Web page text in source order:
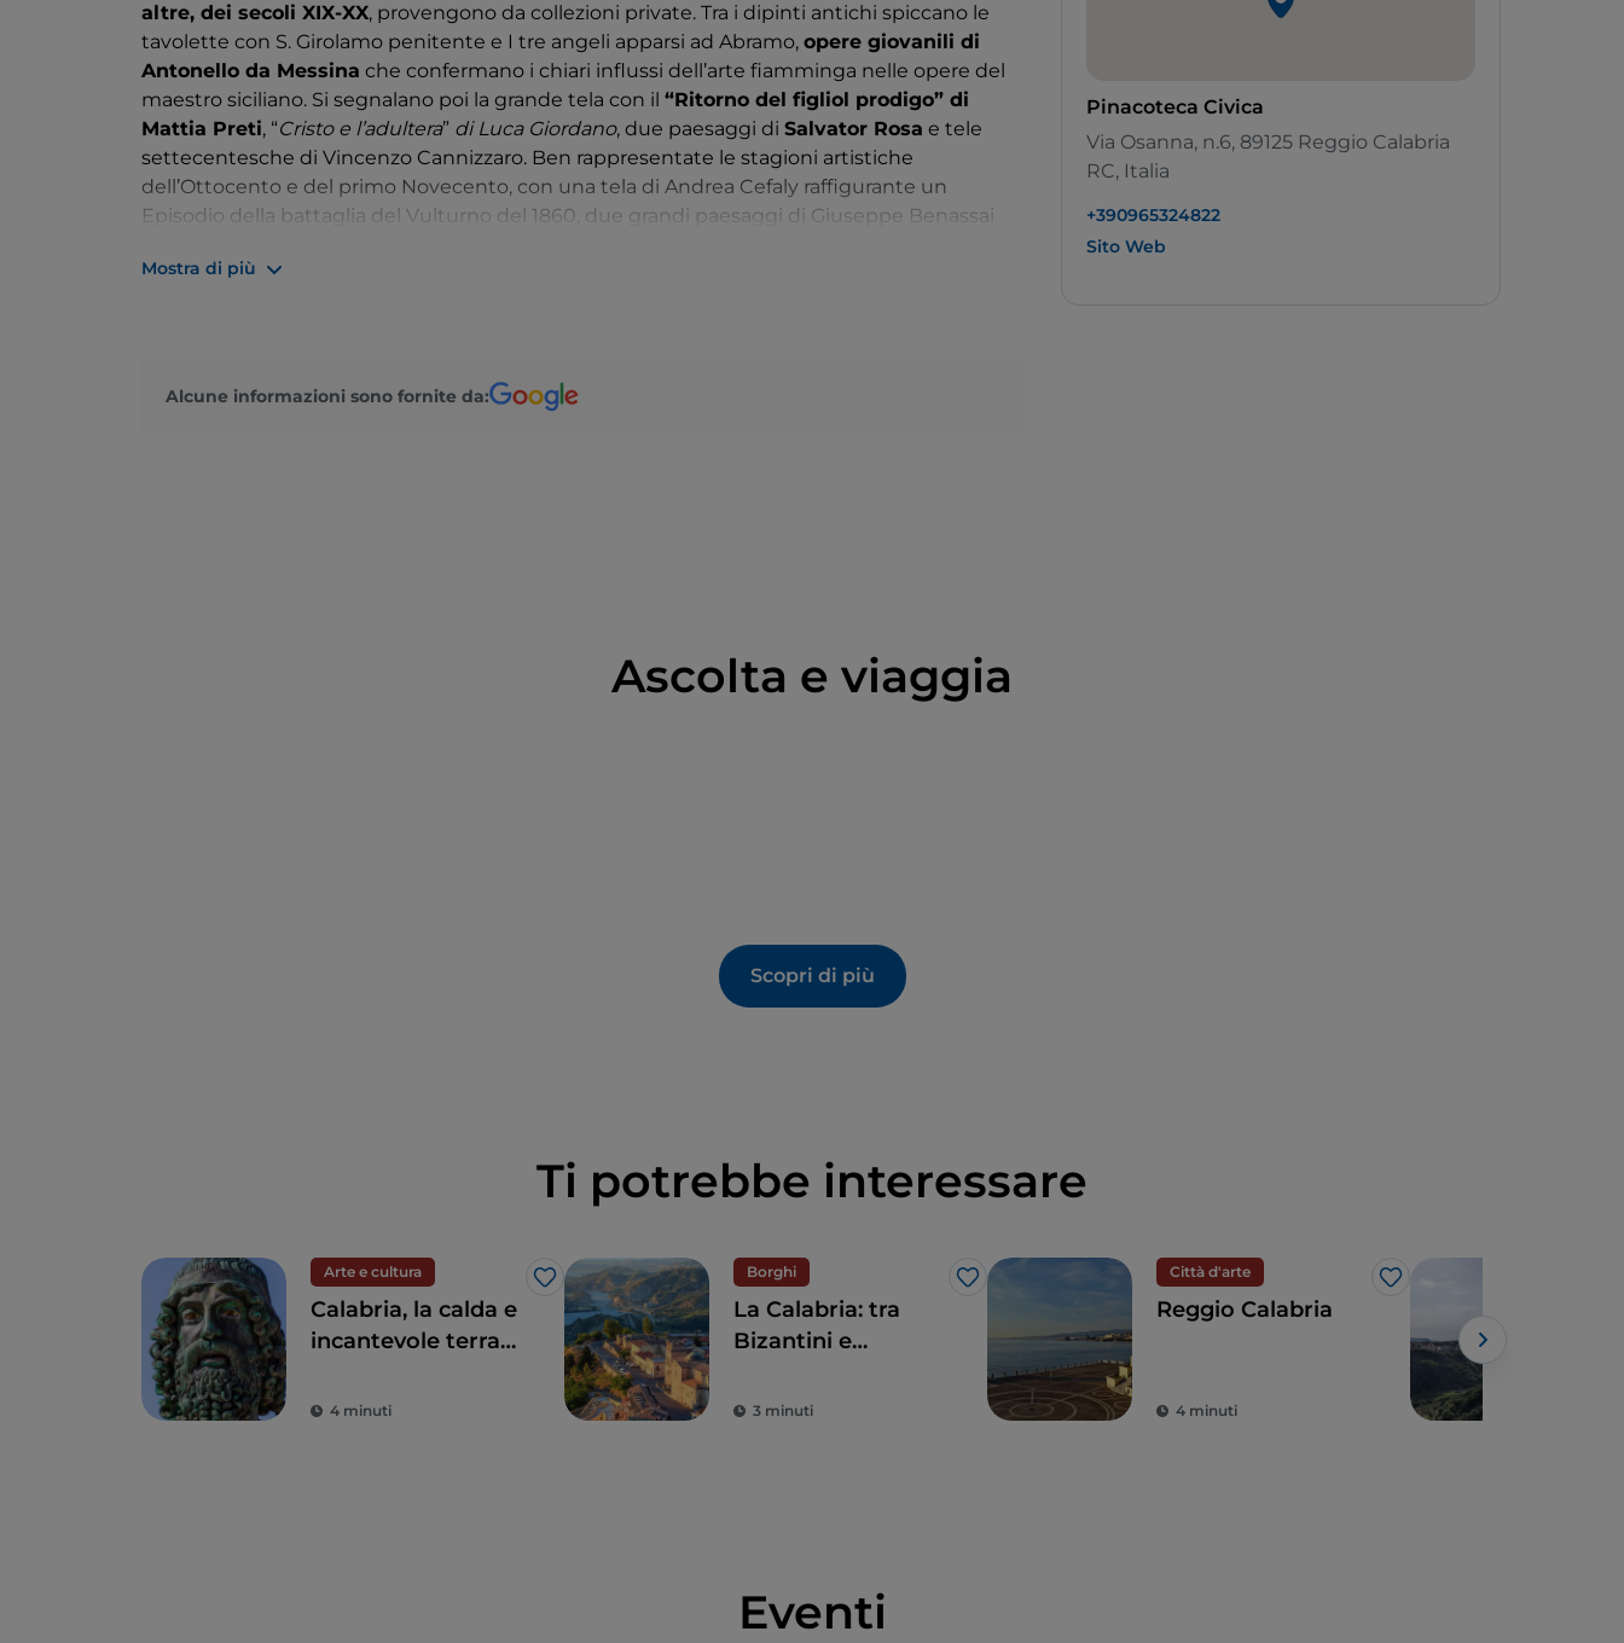
altre, dei secoli XIX-XX​, provengono da collezioni private. Tra i dipinti antichi spiccano le
tavolette con S. Girolamo penitente e I tre angeli apparsi ad Abramo, ​ opere giovanili di ​​
Antonello da Messina ​ che confermano i chiari influssi dell’arte fiamminga nelle opere del
maestro siciliano. Si segnalano poi la grande tela con il ​ “​​Ritorno del figliol prodigo​​​”​​​ di
Mattia Preti​, ​“​​Cristo e l’adultera​​​”​​​ di Luca Giordano​, due paesaggi di​ Salvator Rosa ​e tele
settecentesche di Vincenzo Cannizzaro. Ben rappresentate le stagioni artistiche
dell’Ottocento e del primo Novecento, con una tela di Andrea Cefaly raffigurante un
Episodio della battaglia del Vulturno del 1860, due grandi paesaggi di Giuseppe Benassai
paesaggi del reggino Ignazio Fieschi e il Cantico dei Cantici del cosentino Enrico Salfi. Tra le
Mostra di più
Alcune informazioni sono fornite da:
Pinacoteca Civica
Via Osanna, n.6, 89125 Reggio Calabria
RC, Italia
+390965324822
Sito Web
Ascolta e viaggia
Scopri di più
Ti potrebbe interessare
Arte e cultura
Like
Calabria, la calda e
incantevole terra
4 minuti
Borghi
Like
La Calabria: tra
Bizantini e
3 minuti
Città d'arte
Like
Reggio Calabria
4 minuti
Eventi